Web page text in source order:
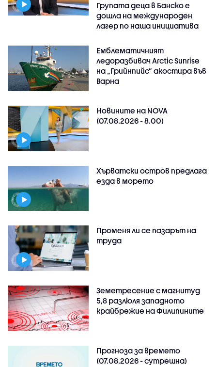
Групата деца в Банско е
дошла на международен
лагер по наша инициатива
Емблематичният
ледоразбивач Arctic Sunrise
на „Грийнпийс” акостира във
Варна
Новините на NOVA
(07.08.2026 - 8.00)
Хърватски остров предлага
езда в морето
Променя ли се пазарът на
труда
Земетресение с магнитуд
5,8 разлюля западното
крайбрежие на Филипините
Прогноза за времето
(07.08.2026 - сутрешна)